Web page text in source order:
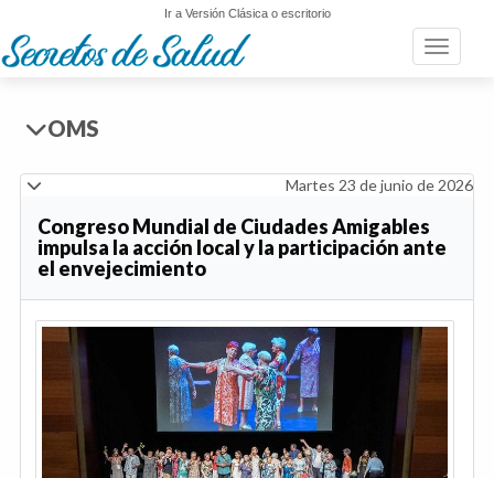
Ir a Versión Clásica o escritorio
Toggle
OMS
Martes 23 de junio de 2026
Congreso Mundial de Ciudades Amigables
impulsa la acción local y la participación ante
el envejecimiento